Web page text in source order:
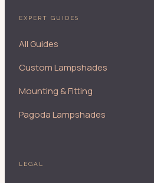
EXPERT GUIDES
All Guides
Custom Lampshades
Mounting & Fitting
Pagoda Lampshades
LEGAL